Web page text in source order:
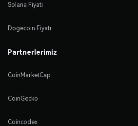
Solana Fiyatı
Dogecoin Fiyatı
Partnerlerimiz
CoinMarketCap
CoinGecko
Coincodex